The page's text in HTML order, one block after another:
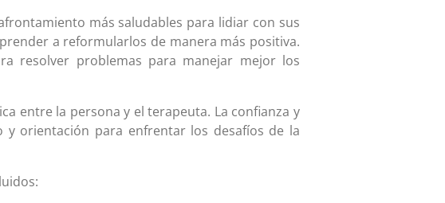
más saludables para lidiar con sus
a reformularlos de manera más positiva.
resolver problemas para manejar mejor los
entre la persona y el terapeuta. La confianza y
orientación para enfrentar los desafíos de la